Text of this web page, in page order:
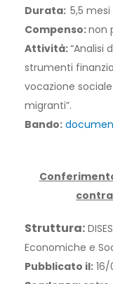
Durata: 5,5 mesi
Compenso:non
Attività:“Analisi
strumenti
vocazione
migranti”.
Bando:
Struttura:
Economiche e
Pubblicato il: 16/